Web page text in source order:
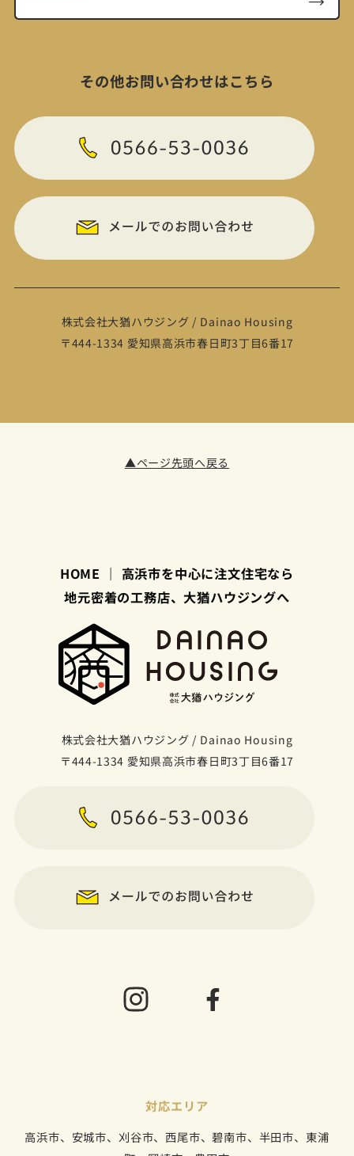
その他お問い合わせはこちら
株式会社大猶ハウジング / Dainao Housing
〒444-1334 愛知県高浜市春日町3丁目6番17
▲ページ先頭へ戻る
HOME ｜ 高浜市を中心に注文住宅なら
地元密着の工務店、大猶ハウジングへ
株式会社大猶ハウジング / Dainao Housing
〒444-1334 愛知県高浜市春日町3丁目6番17
対応エリア
高浜市、安城市、刈谷市、西尾市、碧南市、半田市、東浦